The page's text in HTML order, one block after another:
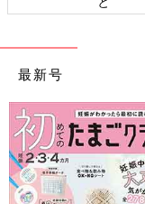
最新号